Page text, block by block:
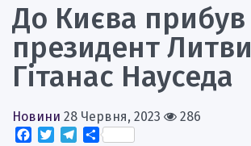
До Києва прибув
президент Литви
Гітанас Науседа
Новини 28 Червня, 2023
286
Facebook
TwitterTelegram
Поділитися